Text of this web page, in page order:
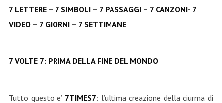
7 LETTERE – 7 SIMBOLI – 7 PASSAGGI – 7 CANZONI- 7
VIDEO – 7 GIORNI – 7 SETTIMANE
7 VOLTE 7: PRIMA DELLA FINE DEL MONDO
Tutto questo e’ 7TIMES7: l’ultima creazione della ciurma di